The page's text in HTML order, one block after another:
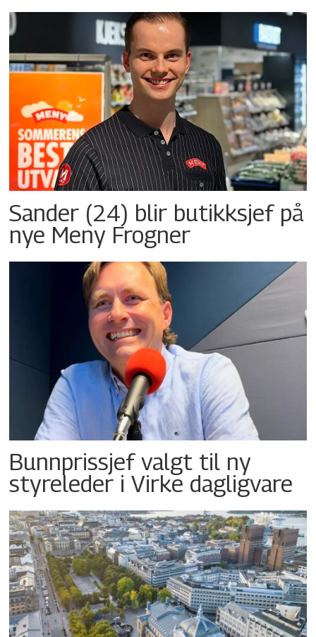
Sander (24) blir butikksjef på
nye Meny Frogner
Bunnprissjef valgt til ny
styreleder i Virke dagligvare